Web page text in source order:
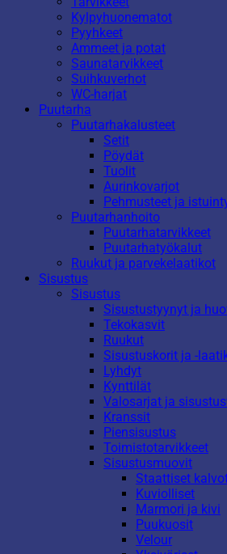
Kylpyhuonematot
Pyyhkeet
Ammeet ja potat
Saunatarvikkeet
Suihkuverhot
WC-harjat
Puutarha
Puutarhakalusteet
Setit
Pöydät
Tuolit
Aurinkovarjot
Pehmusteet ja
Puutarhanhoito
Puutarhatarvikkeet
Puutarhatyökalut
Ruukut ja parvekelaatikot
Sisustus
Sisustus
Sisustustyynyt ja
Tekokasvit
Ruukut
Sisustuskorit ja -
Lyhdyt
Kynttilät
Valosarjat ja
Kranssit
Piensisustus
Toimistotarvikkeet
Sisustusmuovit
Staattiset
Kuviolliset
Marmori ja kivi
Puukuosit
Velour